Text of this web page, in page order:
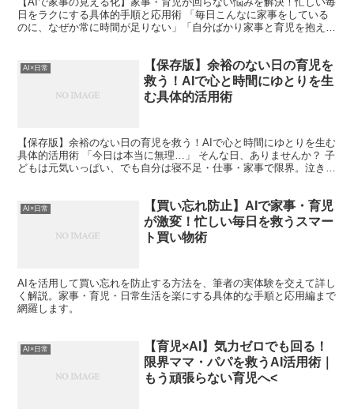
日をラクにする具体的手順と応用術 「毎日こんなに家事をしている
のに、なぜか常に時間が足りない」「自分ばかり家事と育児を抱えて
AI×日常
【保存版】余裕のない日の育児を
救う！AIで心と時間にゆとりを生
む具体的活用術
【保存版】余裕のない日の育児を救う！AIで心と時間にゆとりを生む
具体的活用術 「今日は本当に無理…」 そんな日、ありませんか？ 子
どもは元気いっぱい、でも自分は寝不足・仕事・家事で限界。泣き声
AI×日常
【買い忘れ防止】AIで家事・育児
が激変！忙しい毎日を救うスマー
ト買い物術
AIを活用して買い忘れを防止する方法を、筆者の実体験を交えて詳し
く解説。家事・育児・日常生活を楽にする具体的な手順と応用編まで
網羅します。
AI×日常
【育児×AI】気力ゼロでも回る！
限界ママ・パパを救うAI活用術｜
もう頑張らない育児へ<